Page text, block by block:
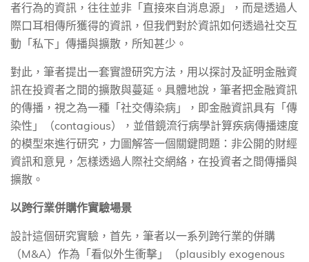
者行為的資訊，往往並非「直接來自消息源」，而是透過人
際口耳相傳所獲得的資訊，但我們對於資訊如何透過社交互
動「私下」傳播與擴散，所知甚少。
對此，筆者提出一套實證研究方法，用以探討及証明金融資
訊在投資者之間的擴散與蔓延。具體地說，筆者把金融資訊
的傳播，視之為一種「社交傳染病」，即金融資訊具有「傳
染性」（contagious），並借鏡流行病學計算疾病傳播速度
的模型來進行研究，力圖解答一個關鍵問題：非公開的財經
資訊和意見，怎樣透過人際社交網絡，在投資者之間傳播與
擴散。
以跨行業併購作實驗場景
設計這個研究實驗，首先，筆者以一系列跨行業的併購
（M&A）作為「看似外生衝擊」（plausibly exogenous